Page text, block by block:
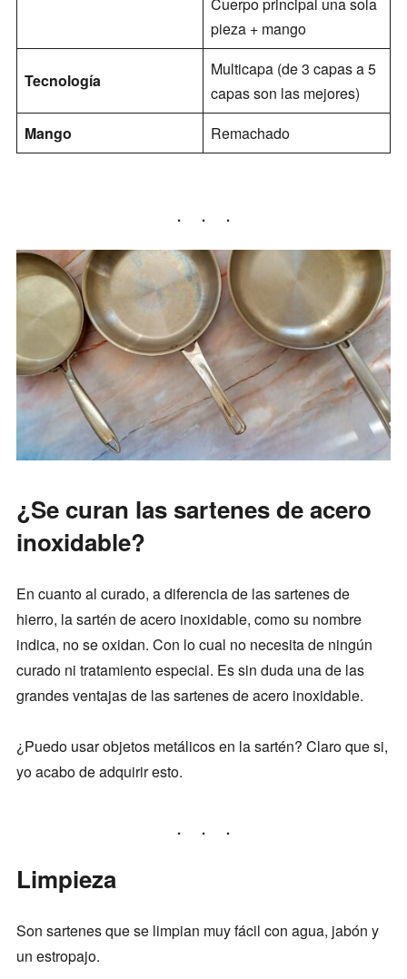
pieza + mango
Tecnología
Multicapa (de 3 capas a 5
capas son las mejores)
Mango
Remachado
¿Se curan las sartenes de acero
inoxidable?
En cuanto al curado, a diferencia de las sartenes de
hierro, la sartén de acero inoxidable, como su nombre
indica, no se oxidan. Con lo cual no necesita de ningún
curado ni tratamiento especial. Es sin duda una de las
grandes ventajas de las sartenes de acero inoxidable.
¿Puedo usar objetos metálicos en la sartén? Claro que si,
yo acabo de adquirir esto.
Limpieza
Son sartenes que se limpian muy fácil con agua, jabón y
un estropajo.